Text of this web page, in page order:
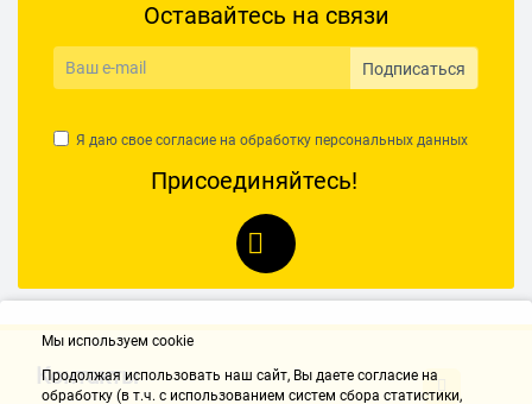
Оставайтесь на связи
Подписаться
Я даю свое согласие на обработку персональных данных
Присоединяйтесь!
Контакты
Мы используем cookie
Продолжая использовать наш cайт, Вы даете согласие на
обработку (в т.ч. с использованием систем сбора статистики,